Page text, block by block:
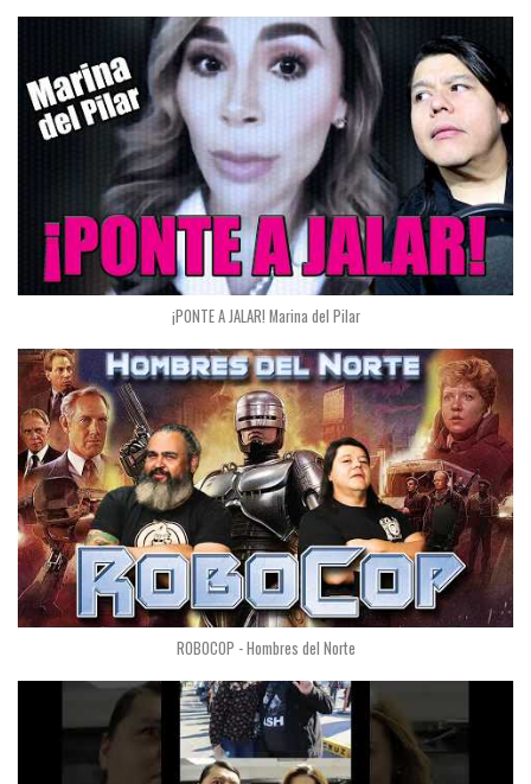
¡PONTE A JALAR! Marina del Pilar
ROBOCOP - Hombres del Norte